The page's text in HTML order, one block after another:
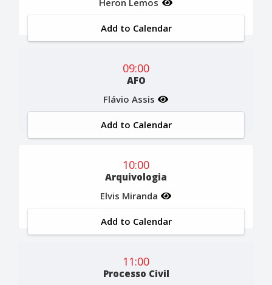
Add to Calendar
09:00
AFO
Flávio Assis
Add to Calendar
10:00
Arquivologia
Elvis Miranda
Add to Calendar
11:00
Processo Civil